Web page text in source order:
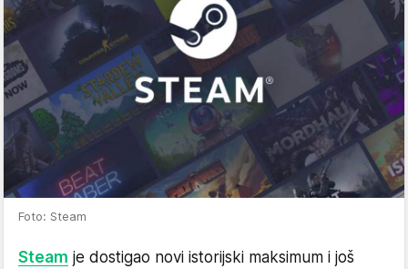
Foto: Steam
Steam je dostigao novi istorijski maksimum i još